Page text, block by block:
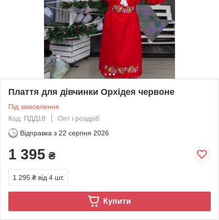
Плаття для дівчинки Орхідея червоне
Під замовлення
Код: ПДД18
Опт і роздріб
Відправка з 22 серпня 2026
1 395 ₴
1 295 ₴ від 4 шт.
Купити